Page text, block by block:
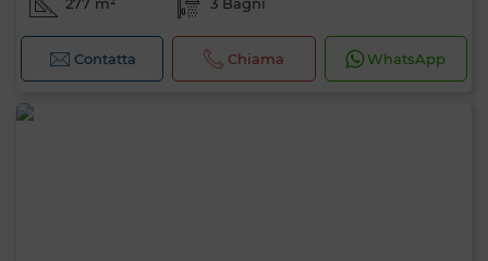
Contatta Chiama WhatsApp